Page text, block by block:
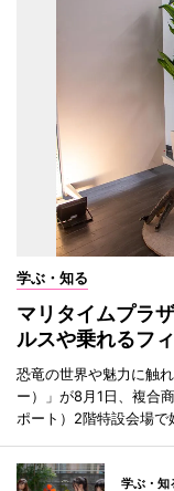
学ぶ・知る
マリタイムプラ
ルスや乗れるフ
恐竜の世界や魅力に触
ー）」が8月1日、複合
ポート）2階特設会場で
学ぶ・知